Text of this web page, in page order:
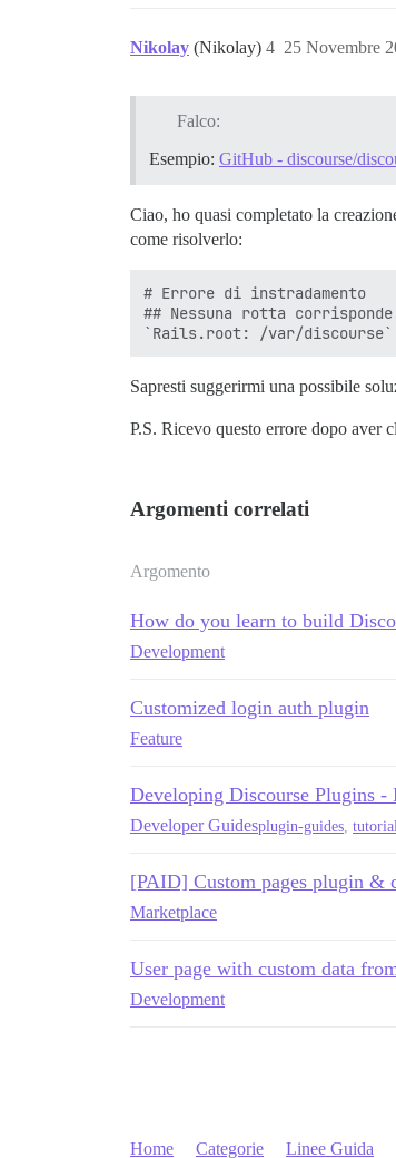
Nikolay (Nikolay) 25 Novembre
4
Falco:
Esempio: GitHub - discourse/
Ciao, ho quasi completato la
come risolverlo:
# Errore di instradamento
## Nessuna rotta
Sapresti suggerirmi una possibile
P.S. Ricevo questo errore dopo aver
Argomenti correlati
Argomento
How do you learn to build
Development
Customized login auth plugin
Feature
Developing Discourse Plugins -
Developer Guidesplugin-guides tutorial
[PAID] Custom pages plugin &
Marketplace
User page with custom data
Development
Home Categorie Linee Guida